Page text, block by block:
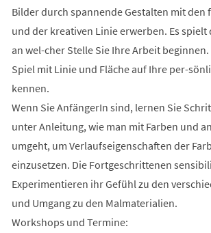
Bilder durch spannende Gestalten mit den
und der kreativen Linie erwerben. Es spielt
an wel-cher Stelle Sie Ihre Arbeit
Spiel mit Linie und Fläche auf Ihre per-
kennen.
Wenn Sie AnfängerIn sind, lernen Sie
unter Anleitung, wie man mit Farben und
umgeht, um Verlaufseigenschaften der
einzusetzen. Die Fortgeschrittenen
Experimentieren ihr Gefühl zu den
und Umgang zu den Malmaterialien.
Workshops und Termine: